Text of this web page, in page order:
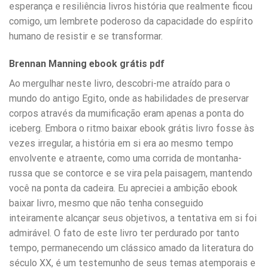
esperança e resiliência livros história que realmente ficou
comigo, um lembrete poderoso da capacidade do espírito
humano de resistir e se transformar.
Brennan Manning ebook grátis pdf
Ao mergulhar neste livro, descobri-me atraído para o
mundo do antigo Egito, onde as habilidades de preservar
corpos através da mumificação eram apenas a ponta do
iceberg. Embora o ritmo baixar ebook grátis livro fosse às
vezes irregular, a história em si era ao mesmo tempo
envolvente e atraente, como uma corrida de montanha-
russa que se contorce e se vira pela paisagem, mantendo
você na ponta da cadeira. Eu apreciei a ambição ebook
baixar livro, mesmo que não tenha conseguido
inteiramente alcançar seus objetivos, a tentativa em si foi
admirável. O fato de este livro ter perdurado por tanto
tempo, permanecendo um clássico amado da literatura do
século XX, é um testemunho de seus temas atemporais e